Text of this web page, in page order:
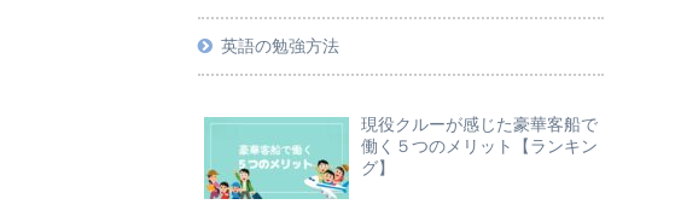
英語の勉強方法
現役クルーが感じた豪華客船で
働く５つのメリット【ランキン
グ】